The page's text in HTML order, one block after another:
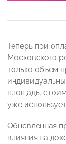
Теперь при
Московского
только объем
площадь,
уже
Обновленная
влияния на